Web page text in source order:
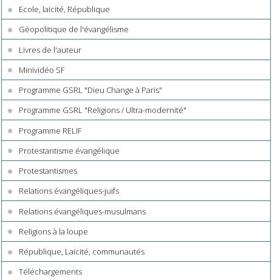
Ecole, laïcité, République
Géopolitique de l'évangélisme
Livres de l'auteur
Minividéo SF
Programme GSRL "Dieu Change à Paris"
Programme GSRL "Religions / Ultra-modernité"
Programme RELIF
Protestantisme évangélique
Protestantismes
Relations évangéliques-juifs
Relations évangéliques-musulmans
Religions à la loupe
République, Laïcité, communautés
Téléchargements